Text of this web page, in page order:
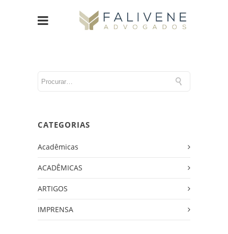
CATEGORIAS
Acadêmicas
ACADÊMICAS
ARTIGOS
IMPRENSA